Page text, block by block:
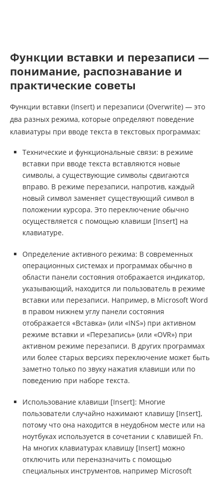
Функции вставки и перезаписи —
понимание, распознавание и
практические советы
Функции вставки (Insert) и перезаписи (Overwrite) — это
два разных режима, которые определяют поведение
клавиатуры при вводе текста в текстовых программах:
Технические и функциональные связи: в режиме
вставки при вводе текста вставляются новые
символы, а существующие символы сдвигаются
вправо. В режиме перезаписи, напротив, каждый
новый символ заменяет существующий символ в
положении курсора. Это переключение обычно
осуществляется с помощью клавиши [Insert] на
клавиатуре.
Определение активного режима: В современных
операционных системах и программах обычно в
области панели состояния отображается индикатор,
указывающий, находится ли пользователь в режиме
вставки или перезаписи. Например, в Microsoft Word
в правом нижнем углу панели состояния
отображается «Вставка» (или «INS») при активном
режиме вставки и «Перезапись» (или «OVR») при
активном режиме перезаписи. В других программах
или более старых версиях переключение может быть
заметно только по звуку нажатия клавиши или по
поведению при наборе текста.
Использование клавиши [Insert]: Многие
пользователи случайно нажимают клавишу [Insert],
потому что она находится в неудобном месте или на
ноутбуках используется в сочетании с клавишей Fn.
На многих клавиатурах клавишу [Insert] можно
отключить или переназначить с помощью
специальных инструментов, например Microsoft